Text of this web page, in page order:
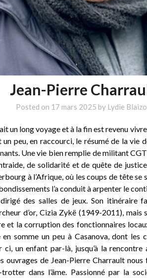
Jean-Pierre
Posted on 17 mars 2025 by Lydie
un long voyage et à la fin est revenu
un peu, en raccourci, le résumé de la vie
Une vie bien remplie de militant
de solidarité et de quête de
à l’Afrique, où les coups de tête
l’a conduit à arpenter le
des salles de jeux. Son itinéraire
d’or, Cizia Zykë (1949-2011), mais
et la corruption des fonctionnaires
somme un peu à Casanova, dont les
ci, un enfant par-là, jusqu’à la
ouvrages de Jean-Pierre Charrault
trotter dans l’âme. Passionné par la